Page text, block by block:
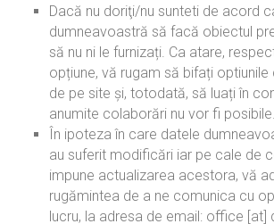
Dacă nu doriţi/nu sunteti de acord
dumneavoastră să facă obiectul
să nu ni le furnizați. Ca atare,
opțiune, vă rugam să bifați
de pe site și, totodată, să luați în
anumite colaborări nu vor fi posibile.
În ipoteza în care datele
au suferit modificări iar pe cale de
impune actualizarea acestora, vă
rugămintea de a ne comunica cu
lucru, la adresa de email: office [at]